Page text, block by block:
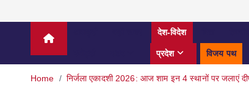
देश-विदेश
प्रदेश विजय पथ
Home निर्जला एकादशी 2026: आज शाम इन 4 स्थानों पर जलाएं